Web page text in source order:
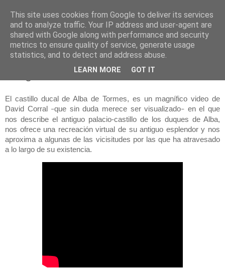
Imaginando un castillo
El castillo ducal de Alba de Tormes, es un magnífico video de
David Corral –que sin duda merece ser visualizado– en el que
nos describe el antiguo palacio-castillo de los duques de Alba,
nos ofrece una recreación virtual de su antiguo esplendor y nos
aproxima a algunas de las vicisitudes por las que ha atravesado
a lo largo de su existencia.
This site uses cookies from Google to deliver its services
and to analyze traffic. Your IP address and user-agent are
shared with Google along with performance and security
metrics to ensure quality of service, generate usage
statistics, and to detect and address abuse.
LEARN MORE GOT IT